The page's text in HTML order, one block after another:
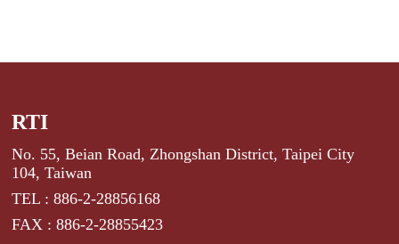
RTI
No. 55, Beian Road, Zhongshan District, Taipei City
104, Taiwan
TEL : 886-2-28856168
FAX : 886-2-28855423